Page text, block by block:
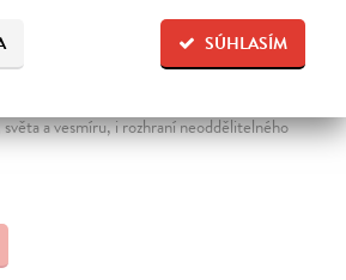
SÚHLASÍM
a vesmíru, i rozhraní neoddělitelného